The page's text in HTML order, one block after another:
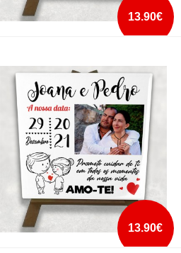
13.90€
mais info
add à lista
13.90€